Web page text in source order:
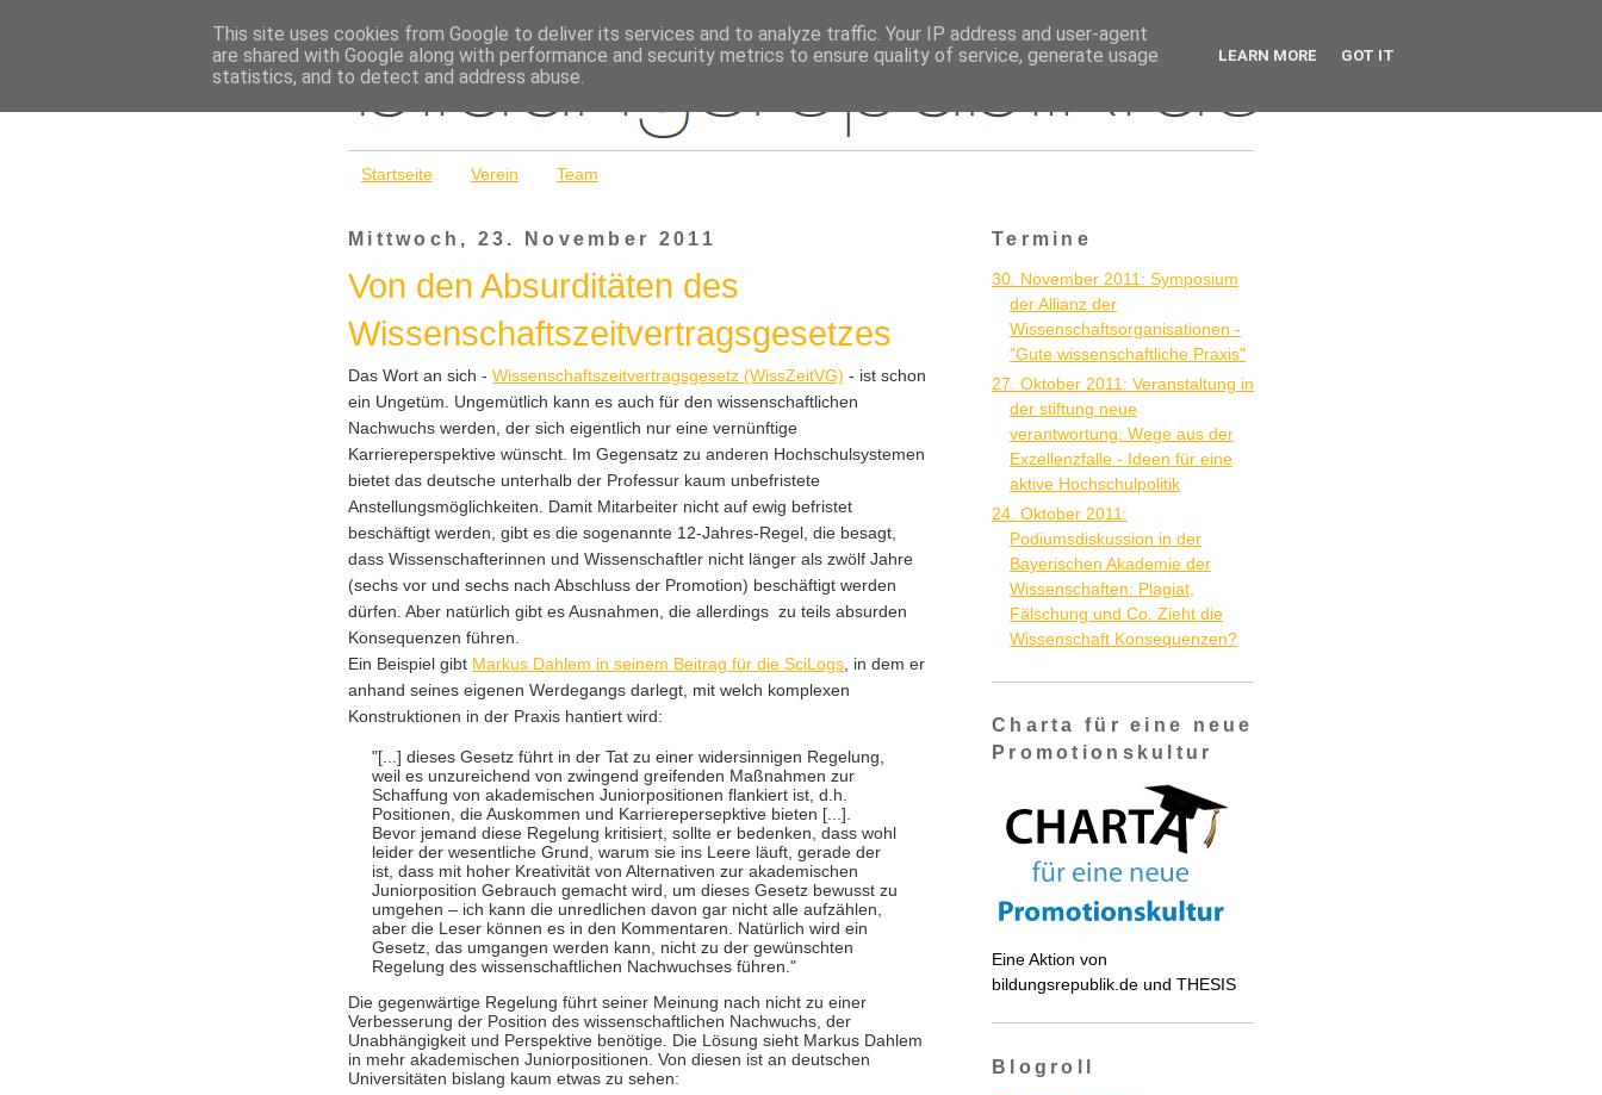
Startseite Verein Team
Mittwoch, 23. November 2011
Von den Absurditäten des
Wissenschaftszeitvertragsgesetzes
Das Wort an sich - Wissenschaftszeitvertragsgesetz (WissZeitVG) - ist schon
ein Ungetüm. Ungemütlich kann es auch für den wissenschaftlichen
Nachwuchs werden, der sich eigentlich nur eine vernünftige
Karriereperspektive wünscht. Im Gegensatz zu anderen Hochschulsystemen
bietet das deutsche unterhalb der Professur kaum unbefristete
Anstellungsmöglichkeiten. Damit Mitarbeiter nicht auf ewig befristet
beschäftigt werden, gibt es die sogenannte 12-Jahres-Regel, die besagt,
dass Wissenschafterinnen und Wissenschaftler nicht länger als zwölf Jahre
(sechs vor und sechs nach Abschluss der Promotion) beschäftigt werden
dürfen. Aber natürlich gibt es Ausnahmen, die allerdings zu teils absurden
Konsequenzen führen.
Ein Beispiel gibt Markus Dahlem in seinem Beitrag für die SciLogs, in dem er
anhand seines eigenen Werdegangs darlegt, mit welch komplexen
Konstruktionen in der Praxis hantiert wird:
"[...] dieses Gesetz führt in der Tat zu einer widersinnigen Regelung,
weil es unzureichend von zwingend greifenden Maßnahmen zur
Schaffung von akademischen Juniorpositionen flankiert ist, d.h.
Positionen, die Auskommen und Karrierepersepktive bieten [...].
Bevor jemand diese Regelung kritisiert, sollte er bedenken, dass wohl
leider der wesentliche Grund, warum sie ins Leere läuft, gerade der
ist, dass mit hoher Kreativität von Alternativen zur akademischen
Juniorposition Gebrauch gemacht wird, um dieses Gesetz bewusst zu
umgehen – ich kann die unredlichen davon gar nicht alle aufzählen,
aber die Leser können es in den Kommentaren. Natürlich wird ein
Gesetz, das umgangen werden kann, nicht zu der gewünschten
Regelung des wissenschaftlichen Nachwuchses führen."
Die gegenwärtige Regelung führt seiner Meinung nach nicht zu einer
Verbesserung der Position des wissenschaftlichen Nachwuchs, der
Unabhängigkeit und Perspektive benötige. Die Lösung sieht Markus Dahlem
in mehr akademischen Juniorpositionen. Von diesen ist an deutschen
Universitäten bislang kaum etwas zu sehen:
Termine
30. November 2011: Symposium
der Allianz der
Wissenschaftsorganisationen -
"Gute wissenschaftliche Praxis"
27. Oktober 2011: Veranstaltung in
der stiftung neue
verantwortung: Wege aus der
Exzellenzfalle - Ideen für eine
aktive Hochschulpolitik
24. Oktober 2011:
Podiumsdiskussion in der
Bayerischen Akademie der
Wissenschaften: Plagiat,
Fälschung und Co. Zieht die
Wissenschaft Konsequenzen?
Charta für eine neue
Promotionskultur
Eine Aktion von
bildungsrepublik.de und THESIS
Blogroll
This site uses cookies from Google to deliver its services and to analyze traffic. Your IP address and user-agent
are shared with Google along with performance and security metrics to ensure quality of service, generate usage
statistics, and to detect and address abuse.
LEARN MORE GOT IT